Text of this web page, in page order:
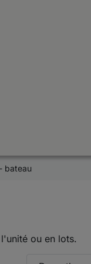
bateau
ou en lots.